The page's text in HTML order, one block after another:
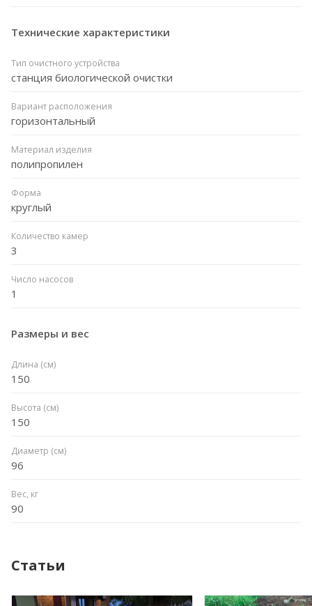
Технические характеристики
Тип очистного устройства
станция биологической очистки
Вариант расположения
горизонтальный
Материал изделия
полипропилен
Форма
круглый
Количество камер
3
Число насосов
1
Размеры и вес
Длина (см)
150
Высота (см)
150
Диаметр (см)
96
Вес, кг
90
Статьи